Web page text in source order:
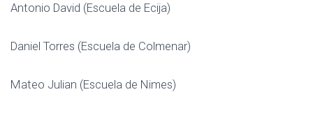
Antonio David (Escuela de Ecija)
Daniel Torres (Escuela de Colmenar)
Mateo Julian (Escuela de Nimes)